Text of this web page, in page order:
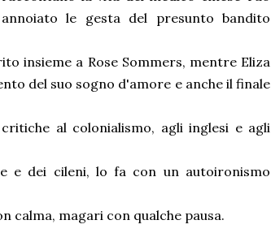
le gesta del presunto bandito
insieme a Rose Sommers, mentre Eliza
del suo sogno d'amore e anche il finale
al colonialismo, agli inglesi e agli
e dei cileni, lo fa con un autoironismo
calma, magari con qualche pausa.